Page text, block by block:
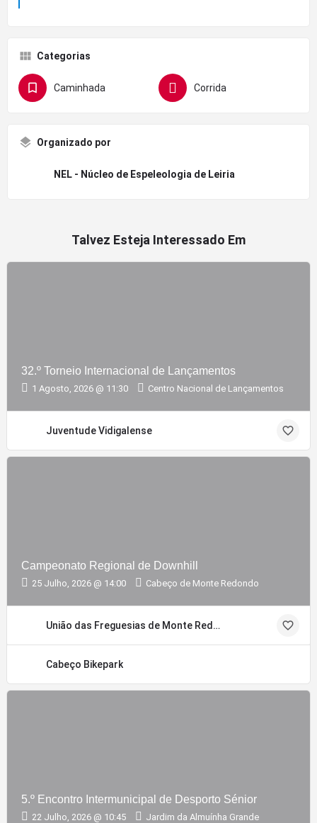
Categorias
Caminhada Corrida
Organizado por
NEL - Núcleo de Espeleologia de Leiria
Talvez Esteja Interessado Em
32.º Torneio Internacional de Lançamentos
1 Agosto, 2026 @ 11:30 Centro Nacional de Lançamentos
Juventude Vidigalense
Campeonato Regional de Downhill
25 Julho, 2026 @ 14:00 Cabeço de Monte Redondo
União das Freguesias de Monte Redondo e Carreira
Cabeço Bikepark
5.º Encontro Intermunicipal de Desporto Sénior
22 Julho, 2026 @ 10:45 Jardim da Almuínha Grande